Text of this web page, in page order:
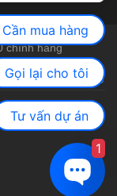
chính hãng
TIN GIỚI THIỆU
Nội Thất | Bàn
Cần mua hàng
Gọi lại cho tôi
Tư vấn dự án
1